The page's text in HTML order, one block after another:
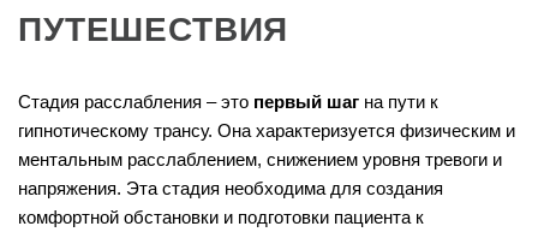
ПУТЕШЕСТВИЯ
Стадия расслабления – это первый шаг на пути к
гипнотическому трансу. Она характеризуется физическим и
ментальным расслаблением, снижением уровня тревоги и
напряжения. Эта стадия необходима для создания
комфортной обстановки и подготовки пациента к